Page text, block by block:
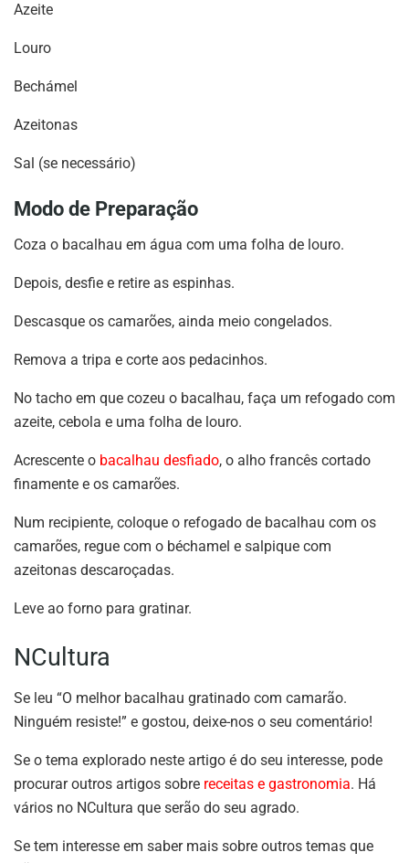
Azeite
Louro
Bechámel
Azeitonas
Sal (se necessário)
Modo de Preparação
Coza o bacalhau em água com uma folha de louro.
Depois, desfie e retire as espinhas.
Descasque os camarões, ainda meio congelados.
Remova a tripa e corte aos pedacinhos.
No tacho em que cozeu o bacalhau, faça um refogado com
azeite, cebola e uma folha de louro.
Acrescente o bacalhau desfiado, o alho francês cortado
finamente e os camarões.
Num recipiente, coloque o refogado de bacalhau com os
camarões, regue com o béchamel e salpique com
azeitonas descaroçadas.
Leve ao forno para gratinar.
NCultura
Se leu “O melhor bacalhau gratinado com camarão.
Ninguém resiste!” e gostou, deixe-nos o seu comentário!
Se o tema explorado neste artigo é do seu interesse, pode
procurar outros artigos sobre receitas e gastronomia. Há
vários no NCultura que serão do seu agrado.
Se tem interesse em saber mais sobre outros temas que